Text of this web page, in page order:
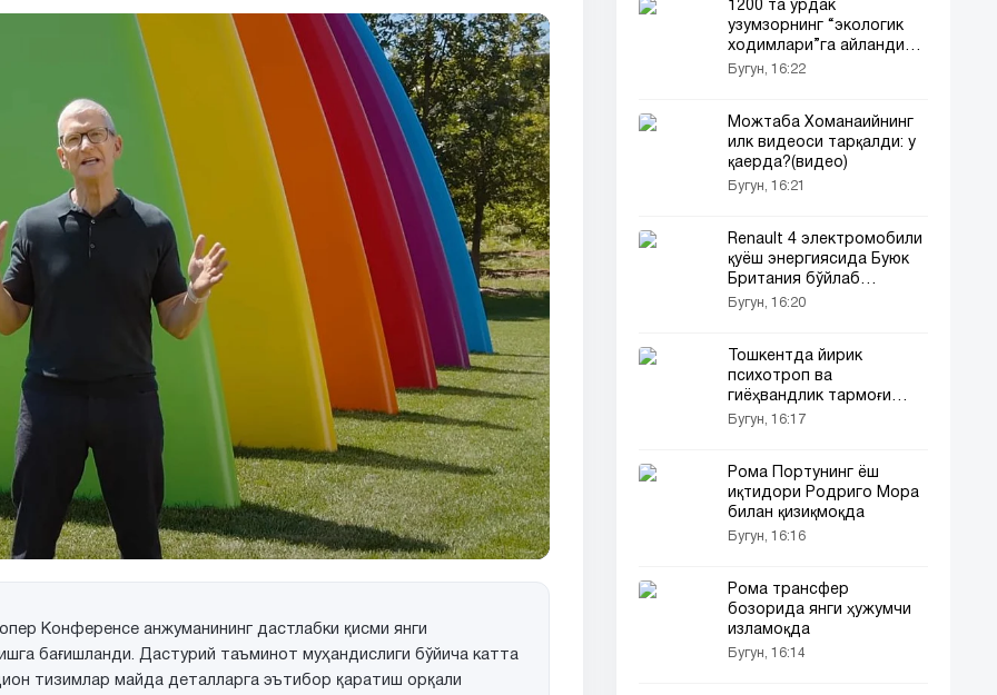
Конференсе анжуманининг дастлабки қисми янги
бағишланди. Дастурий таъминот муҳандислиги бўйича катта
тизимлар майда деталларга эътибор қаратиш орқали
1200 та ўрдак
узумзорнинг “экологик
ходимлари”га айланди
(видео)
Бугун, 16:22
Можтаба Хоманаийнинг
илк видеоси тарқалди: у
қаерда?(видео)
Бугун, 16:21
Renault 4 электромобили
қуёш энергиясида Буюк
Британия бўйлаб
сафарга чиқди
Бугун, 16:20
Тошкентда йирик
психотроп ва
гиёҳвандлик тармоғи
фош этилди!
Бугун, 16:17
Рома Портунинг ёш
иқтидори Родриго Мора
билан қизиқмоқда
Бугун, 16:16
Рома трансфер
бозорида янги ҳужумчи
изламоқда
Бугун, 16:14